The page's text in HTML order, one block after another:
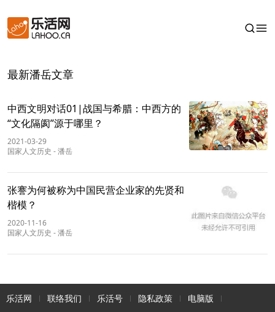
最新潘岳文章
中西文明对话01|战国与希腊：中西方的
“文化隔阂”源于哪里？
2021-03-29
国家人文历史 -潘岳
张謇为何被称为中国民营企业家的先贤和
楷模？
2020-11-16
国家人文历史 -潘岳
乐活网 联络我们 乐活号 隐私政策 电脑版